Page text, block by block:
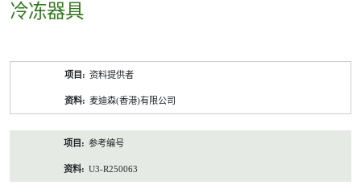
冷冻器具
资料提供者
麦迪森(香港)有限公司
参考编号
U3-R250063